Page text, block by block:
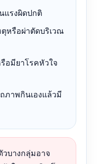
แรงผิดปกติ
หรือผ่าตัดบริเวณ
อมียาโรคหัวใจ
ภาพกินเองแล้วมี
วบางกลุ่มอาจ